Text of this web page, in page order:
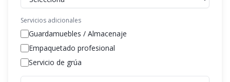
Servicios adicionales
Guardamuebles / Almacenaje
Empaquetado profesional
Servicio de grúa